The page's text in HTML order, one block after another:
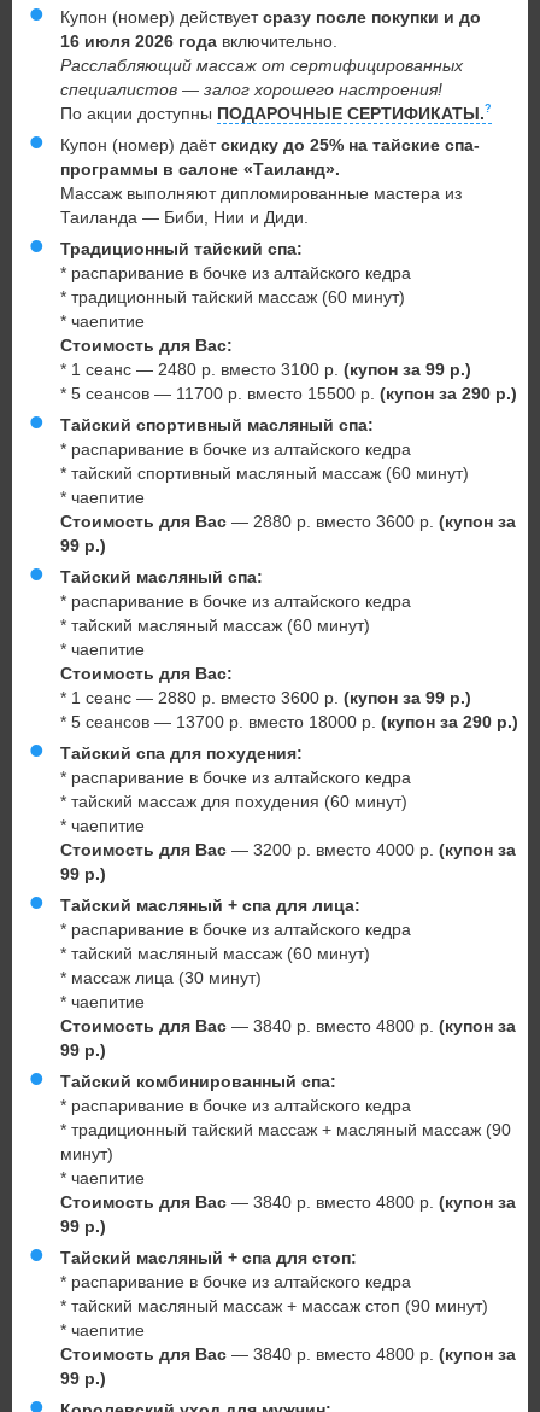
Купон (номер) действуетсразу после покупки и до
16 июля 2026 года включительно.
Расслабляющий массаж от сертифицированных
специалистов — залог хорошего настроения!
По акции доступны ПОДАРОЧНЫЕ СЕРТИФИКАТЫ.
Купон (номер) даётскидку до 25% на тайские спа-
программы в салоне «Таиланд».
Массаж выполняют дипломированные мастера из
Таиланда — Биби, Нии и Диди.
Традиционный тайский спа:
* распаривание в бочке из алтайского кедра
* традиционный тайский массаж (60 минут)
* чаепитие
Стоимость для Вас:
* 1 сеанс — 2480 р. вместо 3100 р. (купон за 99 р.)
* 5 сеансов — 11700 р. вместо 15500 р. (купон за 290 р.)
Тайский спортивный масляный спа:
* распаривание в бочке из алтайского кедра
* тайский спортивный масляный массаж (60 минут)
* чаепитие
Стоимость для Вас — 2880 р. вместо 3600 р. (купон за
99 р.)
Тайский масляный спа:
* распаривание в бочке из алтайского кедра
* тайский масляный массаж (60 минут)
* чаепитие
Стоимость для Вас:
* 1 сеанс — 2880 р. вместо 3600 р. (купон за 99 р.)
* 5 сеансов — 13700 р. вместо 18000 р. (купон за 290 р.)
Тайский спа для похудения:
* распаривание в бочке из алтайского кедра
* тайский массаж для похудения (60 минут)
* чаепитие
Стоимость для Вас — 3200 р. вместо 4000 р. (купон за
99 р.)
Тайский масляный + спа для лица:
* распаривание в бочке из алтайского кедра
* тайский масляный массаж (60 минут)
* массаж лица (30 минут)
* чаепитие
Стоимость для Вас — 3840 р. вместо 4800 р. (купон за
99 р.)
Тайский комбинированный спа:
* распаривание в бочке из алтайского кедра
* традиционный тайский массаж + масляный массаж (90
минут)
* чаепитие
Стоимость для Вас — 3840 р. вместо 4800 р. (купон за
99 р.)
Тайский масляный + спа для стоп:
* распаривание в бочке из алтайского кедра
* тайский масляный массаж + массаж стоп (90 минут)
* чаепитие
Стоимость для Вас — 3840 р. вместо 4800 р. (купон за
99 р.)